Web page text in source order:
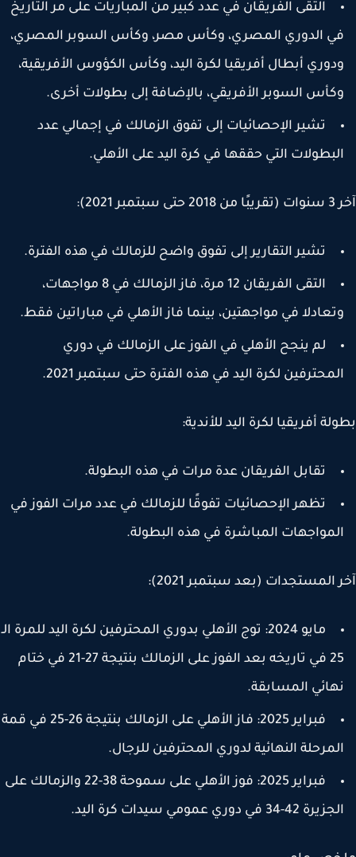
التقى الفريقان في عدد كبير من المباريات على مر التاريخ
الدوري المصري، وكأس مصر، وكأس السوبر المصري،
أبطال أفريقيا لكرة اليد، وكأس الكؤوس الأفريقية،
السوبر الأفريقي، بالإضافة إلى بطولات أخرى.
تشير الإحصائيات إلى تفوق الزمالك في إجمالي عدد
التي حققها في كرة اليد على الأهلي.
2021):
تشير التقارير إلى تفوق واضح للزمالك في هذه الفترة.
التقى الفريقان 12 مرة، فاز الزمالك في 8 مواجهات،
في مواجهتين، بينما فاز الأهلي في مباراتين فقط.
لم ينجح الأهلي في الفوز على الزمالك في دوري
لكرة اليد في هذه الفترة حتى سبتمبر 2021.
أفريقيا لكرة اليد للأندية:
تقابل الفريقان عدة مرات في هذه البطولة.
تظهر الإحصائيات تفوقًا للزمالك في عدد مرات الفوز في
المباشرة في هذه البطولة.
المستجدات (بعد سبتمبر 2021):
مايو 2024:
توج الأهلي بدوري المحترفين لكرة اليد للمرة الـ
25 في تاريخه بعد الفوز على الزمالك بنتيجة 27-21 في ختام
المسابقة.
فبراير 2025:
فاز الأهلي على الزمالك بنتيجة 26-25 في قمة
النهائية لدوري المحترفين للرجال.
فبراير 2025:
فوز الأهلي على سموحة 38-22 والزمالك على
42-34 في دوري عمومي سيدات كرة اليد.